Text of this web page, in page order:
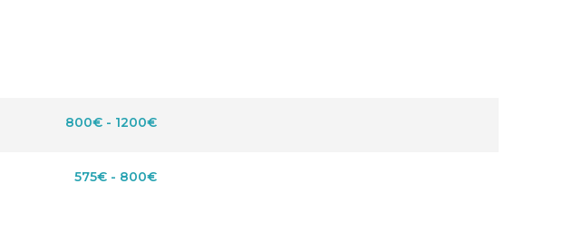
800€ - 1200€
575€ - 800€